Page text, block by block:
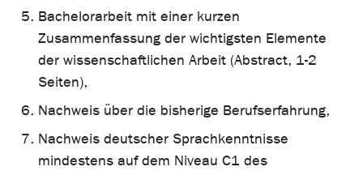
Bachelorarbeit mit einer kurzen
Zusammenfassung der wichtigsten Elemente
der wissenschaftlichen Arbeit (Abstract, 1-2
Seiten),
Nachweis über die bisherige Berufserfahrung,
Nachweis deutscher Sprachkenntnisse
mindestens auf dem Niveau C1 des